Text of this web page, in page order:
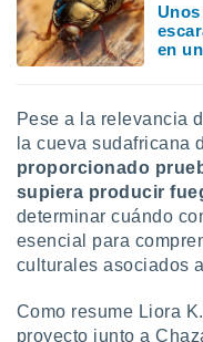
en
Pese a la relevancia
la cueva sudafricana
proporcionado
supiera producir
determinar cuándo
esencial para
culturales asociados
Como resume Liora
proyecto junto a